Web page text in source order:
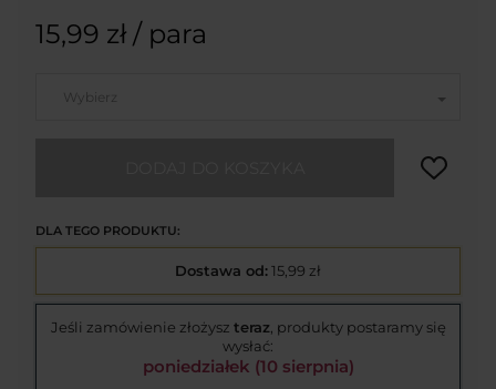
15,99 zł / para
Wybierz
DLA TEGO PRODUKTU:
Dostawa od:15,99 zł
Jeśli zamówienie złożysz teraz , produkty postaramy się
wysłać:
poniedziałek (10 sierpnia)